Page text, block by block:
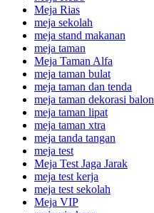
Meja Rias
meja sekolah
meja stand makanan
meja taman
Meja Taman Alfa
meja taman bulat
meja taman dan tenda
meja taman dekorasi balon
meja taman lipat
meja taman xtra
meja tanda tangan
meja test
Meja Test Jaga Jarak
meja test kerja
meja test sekolah
Meja VIP